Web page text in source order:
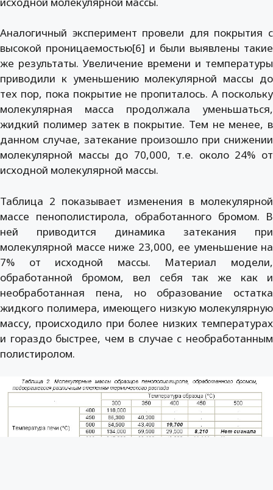
Аналогичный эксперимент провели для покрытия с
высокой проницаемостью[6] и были выявлены такие
же результаты. Увеличение времени и температуры
приводили к уменьшению молекулярной массы до
тех пор, пока покрытие не пропиталось. А поскольку
молекулярная масса продолжала уменьшаться,
жидкий полимер затек в покрытие. Тем не менее, в
данном случае, затекание произошло при снижении
молекулярной массы до 70,000, т.е. около 24% от
исходной молекулярной массы.
Таблица 2 показывает изменения в молекулярной
массе пенополистирола, обработанного бромом. В
ней приводится динамика затекания при
молекулярной массе ниже 23,000, ее уменьшение на
7% от исходной массы. Материал модели,
обработанной бромом, вел себя так же как и
необработанная пена, но образование остатка
жидкого полимера, имеющего низкую молекулярную
массу, происходило при более низких температурах
и гораздо быстрее, чем в случае с необработанным
полистиролом.